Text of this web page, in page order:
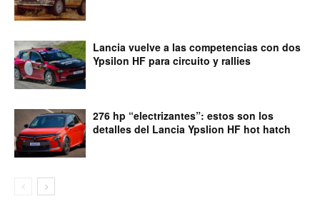
Lancia vuelve a las competencias con dos
Ypsilon HF para circuito y rallies
276 hp “electrizantes”: estos son los
detalles del Lancia Ypslion HF hot hatch